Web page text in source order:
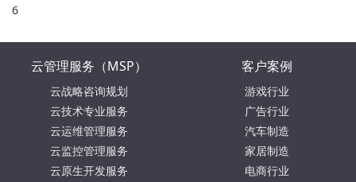
6
云管理服务（MSP）
云战略咨询规划
云技术专业服务
云运维管理服务
云监控管理服务
云原生开发服务
客户案例
游戏行业
广告行业
汽车制造
家居制造
电商行业